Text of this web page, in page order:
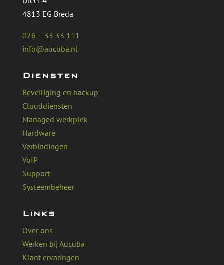
4813 EG Breda
076 – 33 33 111
info@aucuba.nl
Diensten
Beveiliging en backup
Clouddiensten
Managed werkplek
Hardware
Verbindingen
VoIP
Support
Systeembeheer
Links
Over ons
Werken bij Aucuba
Klant ervaringen